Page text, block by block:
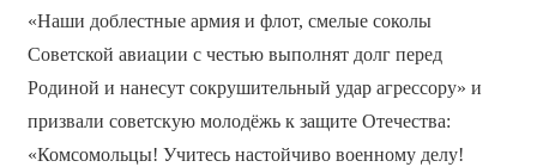
«Наши доблестные армия и флот, смелые соколы
Советской авиации с честью выполнят долг перед
Родиной и нанесут сокрушительный удар агрессору» и
призвали советскую молодёжь к защите Отечества:
«Комсомольцы! Учитесь настойчиво военному делу!